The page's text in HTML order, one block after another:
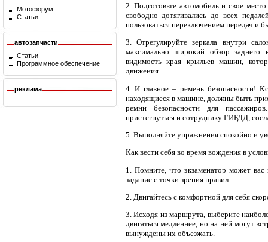
Мотофорум
Статьи
автозапчасти
Статьи
Программное обеспечение
реклама
2. Подготовьте автомобиль и свое
свободно дотягивались до всех
пользоваться переключением передач и
3. Отрегулируйте зеркала внутри
максимально широкий обзор заднего
видимость края крыльев машин,
движения.
4. И главное – ремень безопасности!
находящиеся в машине, должны быть
ремни безопасности для
пристегнуться и сотруднику ГИБДД,
5. Выполняйте упражнения спокойно и
Как вести себя во время вождения в
1. Помните, что экзаменатор может вас
задание с точки зрения правил.
2. Двигайтесь с комфортной для себя
3. Исходя из маршрута, выберите
двигаться медленнее, но на ней могут
вынуждены их объезжать.